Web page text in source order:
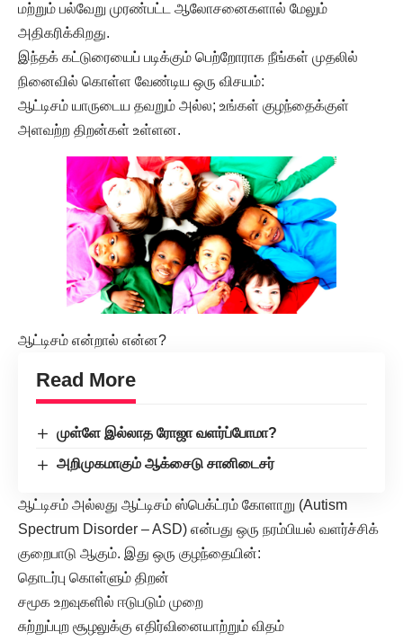
மற்றும் பல்வேறு முரண்பட்ட ஆலோசனைகளால் மேலும்
அதிகரிக்கிறது.
இந்தக் கட்டுரையைப் படிக்கும் பெற்றோராக நீங்கள் முதலில்
நினைவில் கொள்ள வேண்டிய ஒரு விசயம்:
ஆட்டிசம் யாருடைய தவறும் அல்ல; உங்கள் குழந்தைக்குள்
அளவற்ற திறன்கள் உள்ளன.
ஆட்டிசம் என்றால் என்ன?
Read More
முள்ளே இல்லாத ரோஜா வளர்ப்போமா?
அறிமுகமாகும் ஆக்சைடு சானிடைசர்
ஆட்டிசம் அல்லது ஆட்டிசம் ஸ்பெக்ட்ரம் கோளாறு (Autism
Spectrum Disorder – ASD) என்பது ஒரு நரம்பியல் வளர்ச்சிக்
குறைபாடு ஆகும். இது ஒரு குழந்தையின்:
தொடர்பு கொள்ளும் திறன்
சமூக உறவுகளில் ஈடுபடும் முறை
சுற்றுப்புற சூழலுக்கு எதிர்வினையாற்றும் விதம்